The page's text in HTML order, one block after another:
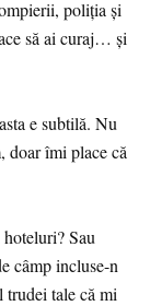
poliția și
să ai curaj… și
e subtilă. Nu
doar îmi place că
Sau
câmp incluse-n
trudei tale că mi